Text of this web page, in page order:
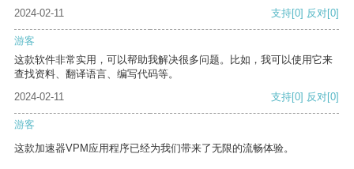
2024-02-11 支持[0] 反对[0]
游客
这款软件非常实用，可以帮助我解决很多问题。比如，我可以使用它来
查找资料、翻译语言、编写代码等。
2024-02-11
支持[0] 反对[0]
游客
这款加速器VPM应用程序已经为我们带来了无限的流畅体验。